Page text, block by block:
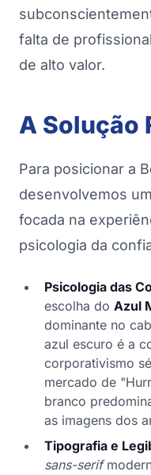
falta de
de alto valor.
A Solução
Para posicionar a
desenvolvemos
focada na
psicologia da
Psicologia das
escolha do Azul
dominante no
azul escuro é a
corporativismo
mercado de
branco
as imagens dos
Tipografia e
sans-serif